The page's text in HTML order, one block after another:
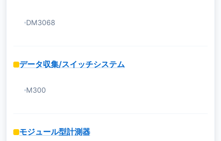
DM3068
データ収集/スイッチシステム
M300
モジュール型計測器